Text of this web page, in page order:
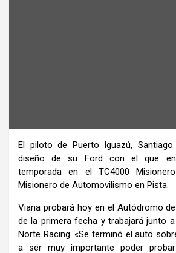
El piloto de Puerto Iguazú,
diseño de su Ford con el que
temporada en el TC4000
Misionero de Automovilismo en Pista.
Viana probará hoy en el Autódromo
de la primera fecha y trabajará junto
Norte Racing. «Se terminó el auto
a ser muy importante poder